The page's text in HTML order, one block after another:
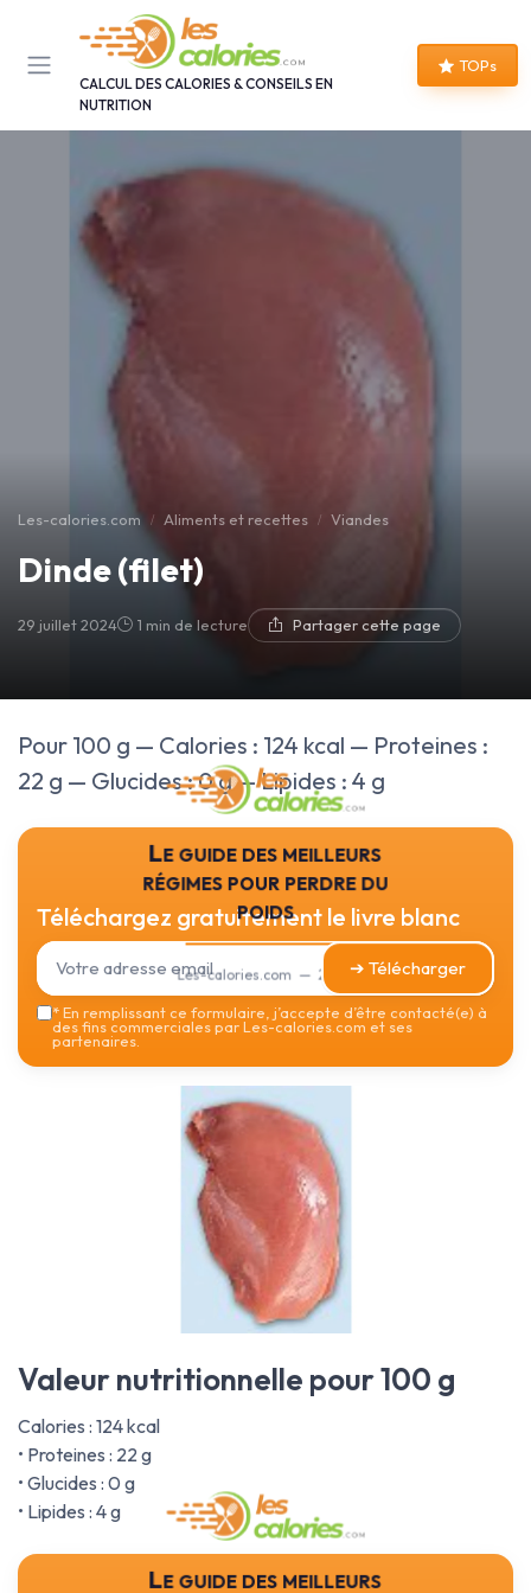
CALCUL DES CALORIES & CONSEILS EN
NUTRITION
TOPs
Les-calories.com Aliments et recettes Viandes
Dinde (filet)
29 juillet 2024 1 min de lecture Partager cette page
Pour 100 g — Calories : 124 kcal — Proteines :
22 g — Glucides : 0 g — Lipides : 4 g
Le guide des meilleurs
régimes pour perdre du
poids
Les-calories.com — 2026
Téléchargez gratuitement le livre blanc
➔ Télécharger
*En remplissant ce formulaire, j’accepte d’être contacté(e) à
des fins commerciales par Les-calories.com et ses
partenaires.
Valeur nutritionnelle pour 100 g
Calories : 124 kcal
• Proteines : 22 g
• Glucides : 0 g
• Lipides : 4 g
Le guide des meilleurs
Panneau de gestion des cookies